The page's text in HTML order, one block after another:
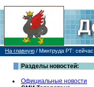
На главную / Минтруда РТ:
Разделы новостей:
Официальные новости